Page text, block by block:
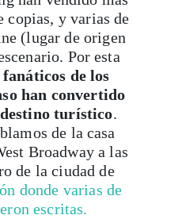
copias, y varias de
(lugar de origen
Por esta
fanáticos de los
han convertido
turístico.
de la casa
Broadway a las
de la ciudad de
donde varias de
escritas.